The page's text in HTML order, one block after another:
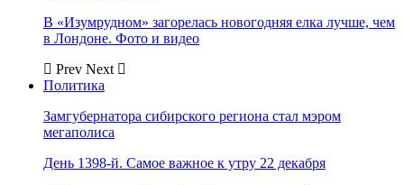
В «Изумрудном» загорелась новогодняя елка лучше, чем
в Лондоне. Фото и видео
Prev Next
Политика
Замгубернатора сибирского региона стал мэром
мегаполиса
День 1398-й. Самое важное к утру 22 декабря